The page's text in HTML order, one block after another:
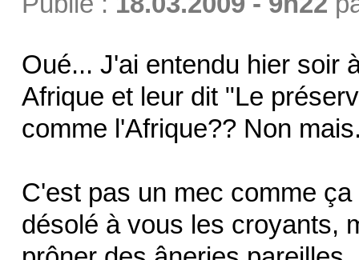
Oué... J'ai entendu hier soir
Afrique et leur dit "Le
comme l'Afrique?? Non
C'est pas un mec comme
désolé à vous les croyants,